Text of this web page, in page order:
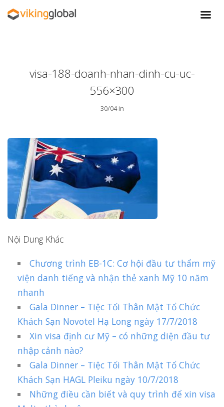
visa-188-doanh-nhan-dinh-cu-uc-
556×300
30/04 in
Nội Dung Khác
Chương trình EB-1C: Cơ hội đầu tư thẩm mỹ
viện danh tiếng và nhận thẻ xanh Mỹ 10 năm
nhanh
Gala Dinner – Tiệc Tối Thân Mật Tổ Chức
Khách Sạn Novotel Hạ Long ngày 17/7/2018
Xin visa định cư Mỹ – có những diện đầu tư
nhập cảnh nào?
Gala Dinner – Tiệc Tối Thân Mật Tổ Chức
Khách Sạn HAGL Pleiku ngày 10/7/2018
Những điều cần biết và quy trình để xin visa